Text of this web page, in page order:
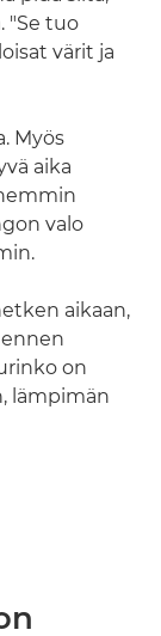
"Se tuo
värit ja
Myös
aika
valo
aikaan,
on
lämpimän